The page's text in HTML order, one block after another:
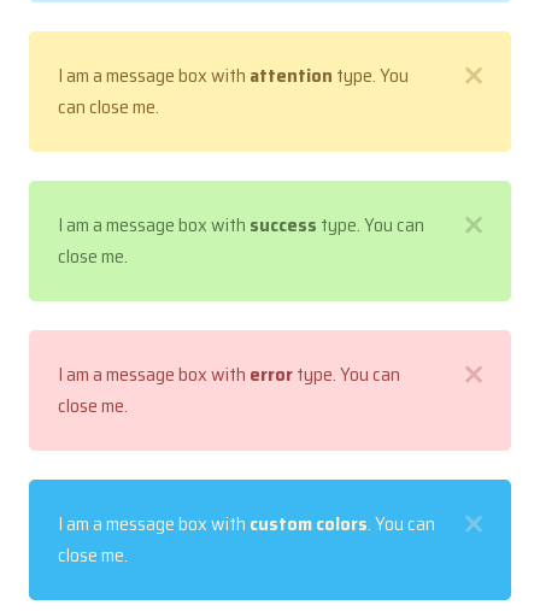
I am a message box with attention type. You
can close me.
I am a message box with success type. You can
close me.
I am a message box with errortype. You can
close me.
I am a message box with custom colors. You can
close me.